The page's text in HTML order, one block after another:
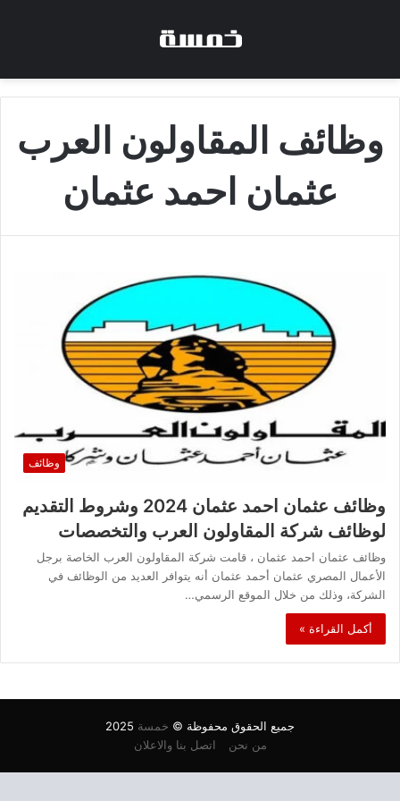
وظائف المقاولون العرب
عثمان احمد عثمان
وظائف
وظائف عثمان احمد عثمان 2024 وشروط التقديم
لوظائف شركة المقاولون العرب والتخصصات
وظائف عثمان احمد عثمان ، قامت شركة المقاولون العرب الخاصة برجل
الأعمال المصري عثمان أحمد عثمان أنه يتوافر العديد من الوظائف في
الشركة، وذلك من خلال الموقع الرسمي…
أكمل القراءة »
جميع الحقوق محفوظة © خمسة
من نحن
اتصل بنا والاعلان